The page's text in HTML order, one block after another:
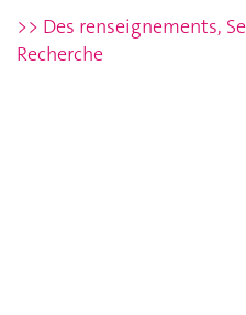
>> Des renseignements,
Recherche